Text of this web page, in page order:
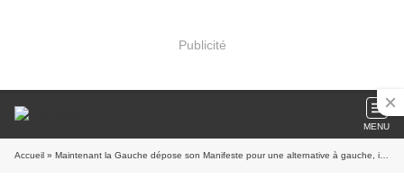
Publicité
MENU
Accueil » Maintenant la Gauche dépose son Manifeste pour une alternative à gauche, ici & maintenant